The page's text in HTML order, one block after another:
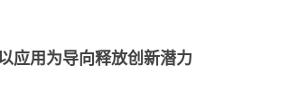
应用为导向释放创新潜力